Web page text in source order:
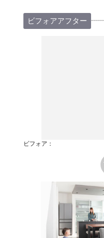
ビフォアアフター
ビフォア：